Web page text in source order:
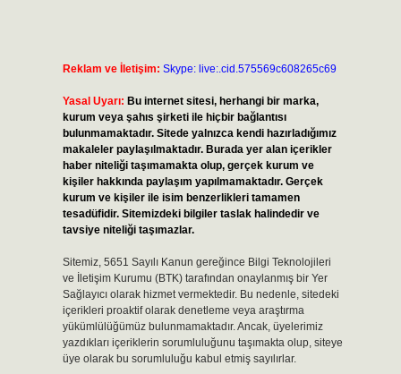
Reklam ve İletişim: Skype: live:.cid.575569c608265c69
Yasal Uyarı: Bu internet sitesi, herhangi bir marka,
kurum veya şahıs şirketi ile hiçbir bağlantısı
bulunmamaktadır. Sitede yalnızca kendi hazırladığımız
makaleler paylaşılmaktadır. Burada yer alan içerikler
haber niteliği taşımamakta olup, gerçek kurum ve
kişiler hakkında paylaşım yapılmamaktadır. Gerçek
kurum ve kişiler ile isim benzerlikleri tamamen
tesadüfidir. Sitemizdeki bilgiler taslak halindedir ve
tavsiye niteliği taşımazlar.
Sitemiz, 5651 Sayılı Kanun gereğince Bilgi Teknolojileri
ve İletişim Kurumu (BTK) tarafından onaylanmış bir Yer
Sağlayıcı olarak hizmet vermektedir. Bu nedenle, sitedeki
içerikleri proaktif olarak denetleme veya araştırma
yükümlülüğümüz bulunmamaktadır. Ancak, üyelerimiz
yazdıkları içeriklerin sorumluluğunu taşımakta olup, siteye
üye olarak bu sorumluluğu kabul etmiş sayılırlar.